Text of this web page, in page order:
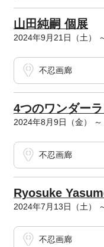
山田純嗣 個展
2024年9月21日（土）
不忍画廊
4つのワンダー
2024年8月9日（金） ～
不忍画廊
Ryosuke
2024年7月13日（土）
不忍画廊